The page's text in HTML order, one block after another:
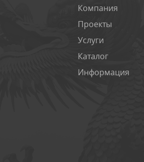
Компания
Проекты
Услуги
Каталог
Информация